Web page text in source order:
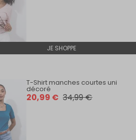
JE SHOPPE
T-Shirt manches courtes uni
décoré
20,99 € 34,99 €